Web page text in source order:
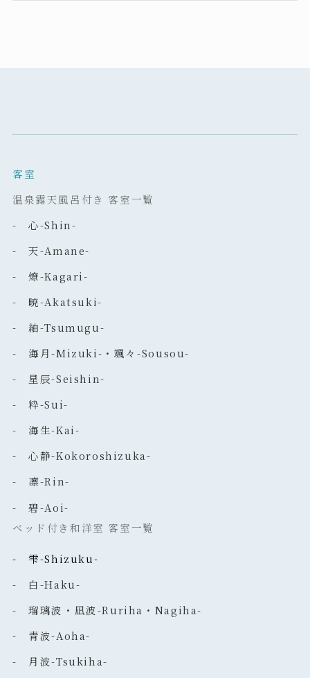
客室
温泉露天風呂付き 客室一覧
- 心-Shin-
- 天-Amane-
- 燎-Kagari-
- 暁-Akatsuki-
- 紬-Tsumugu-
- 海月-Mizuki-・颯々-Sousou-
- 星辰-Seishin-
- 粋-Sui-
- 海生-Kai-
- 心静-Kokoroshizuka-
- 凛-Rin-
- 碧-Aoi-
ベッド付き和洋室 客室一覧
- 雫-Shizuku-
- 白-Haku-
- 瑠璃波・凪波-Ruriha・Nagiha-
- 青波-Aoha-
- 月波-Tsukiha-